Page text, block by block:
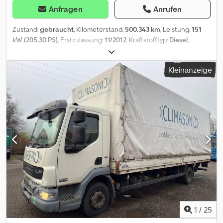
Anfragen Anrufen
Zustand:gebraucht, Kilometerstand: 500.343 km, Leistung:151
kW (205,30 PS), Erstzulassung:11/2012, Kraftstofftyp: Diesel,
, Achsen-Konfiguration:
Farbe:Gelb, Getriebetyp:mechanisch, Emissionsklasse:Euro5,
Ausstattung:
Ladebordwand , * anrufen (Kontakt · Telefon · Handy
· WhatsApp) * Daf LF 45.210 4x2 Pritsche Plane * Ladeboardwand *
Schaltgetriebe * Vorne Blatt gefedert * Hinten Luft gefedert *
FIN : XLRAE45FF0L421579 * Motor Typ : FR15U2 * Euro 5 EEV * KW :
151 * Hubraum : 4462 ccm * Eigengewicht : 6345 Kg * Nutzlast :
5570 Kg * Gesamtgewicht : 11990 Kg * Radstand : 5000 mm *
Pritschen Länge : 7,10 m * Pritschen Breite : 2,50 m * Pritschen
Höhe : 2,50 m * Fahrzeug Länge : 9300 mm * Fahrzeug Breite :
2550 mm * Fahrzeug Höhe : 3600 mm * Reifen : 245/70 R 17,5 * TÜV
bis 11/2022 * Preis Netto Dedpfx Agetziaasnsck * Alle Angaben
ohne Gewähr
Kleinanzeige
1 / 25